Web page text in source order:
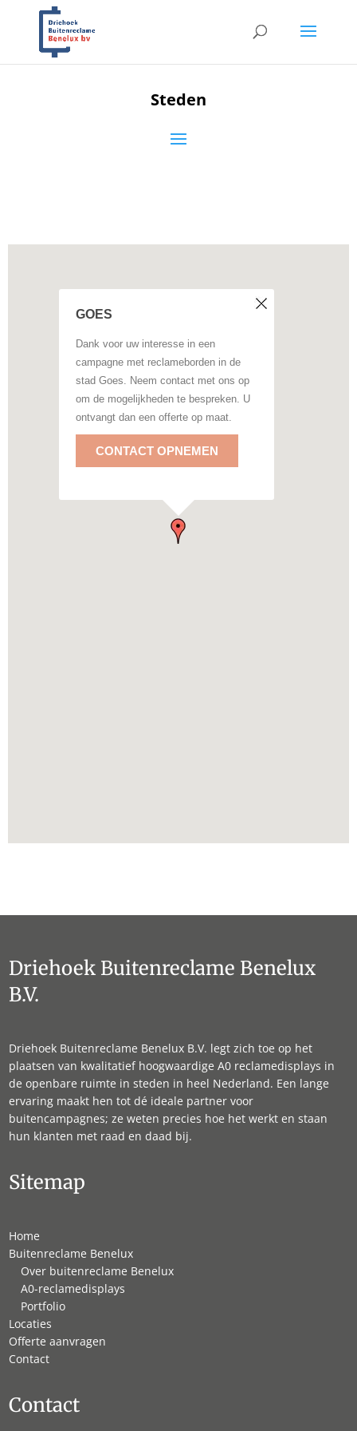
Steden
GOES
Dank voor uw interesse in een
campagne met reclameborden in de
stad Goes. Neem contact met ons op
om de mogelijkheden te bespreken. U
ontvangt dan een offerte op maat.
CONTACT OPNEMEN
Driehoek Buitenreclame Benelux
B.V.
Driehoek Buitenreclame Benelux B.V. legt zich toe op het
plaatsen van kwalitatief hoogwaardige A0 reclamedisplays in
de openbare ruimte in steden in heel Nederland. Een lange
ervaring maakt hen tot dé ideale partner voor
buitencampagnes; ze weten precies hoe het werkt en staan
hun klanten met raad en daad bij.
Sitemap
Home
Buitenreclame Benelux
Over buitenreclame Benelux
A0-reclamedisplays
Portfolio
Locaties
Offerte aanvragen
Contact
Contact